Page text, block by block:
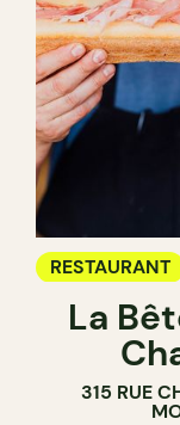
RESTAURANT
CAFÉ
PÂTISSERIE
BOULANGERIE
La
315 RUE